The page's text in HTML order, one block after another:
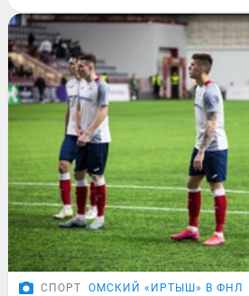
СПОРТ ОМСКИЙ «ИРТЫШ» В ФНЛ